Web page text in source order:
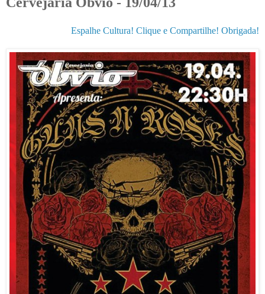
Espalhe Cultura! Clique e Compartilhe! Obrigada!